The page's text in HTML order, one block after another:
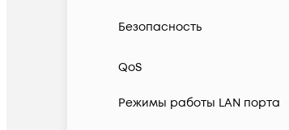
Безопасность
QoS
Режимы работы LAN порта